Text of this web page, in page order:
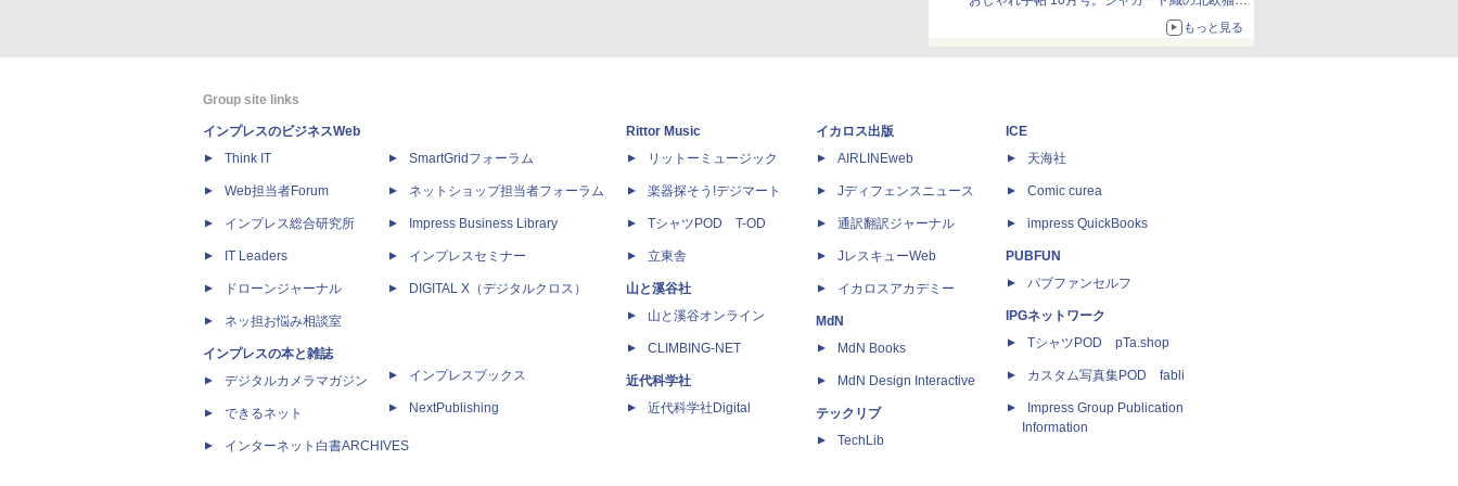
もっと見る
Group site links
インプレスのビジネスWeb
Think IT
Web担当者Forum
インプレス総合研究所
IT Leaders
ドローンジャーナル
ネッ担お悩み相談室
インプレスの本と雑誌
デジタルカメラマガジン
できるネット
インターネット白書ARCHIVES
SmartGridフォーラム
ネットショップ担当者フォーラム
Impress Business Library
インプレスセミナー
DIGITAL X（デジタルクロス）
インプレスブックス
NextPublishing
Rittor Music
リットーミュージック
楽器探そう!デジマート
TシャツPOD T-OD
立東舎
山と溪谷社
山と溪谷オンライン
CLIMBING-NET
近代科学社
近代科学社Digital
イカロス出版
AIRLINEweb
Jディフェンスニュース
通訳翻訳ジャーナル
JレスキューWeb
イカロスアカデミー
MdN
MdN Books
MdN Design Interactive
テックリブ
TechLib
ICE
天海社
Comic curea
impress QuickBooks
PUBFUN
パブファンセルフ
IPGネットワーク
TシャツPOD pTa.shop
カスタム写真集POD fabli
Impress Group Publication
Information